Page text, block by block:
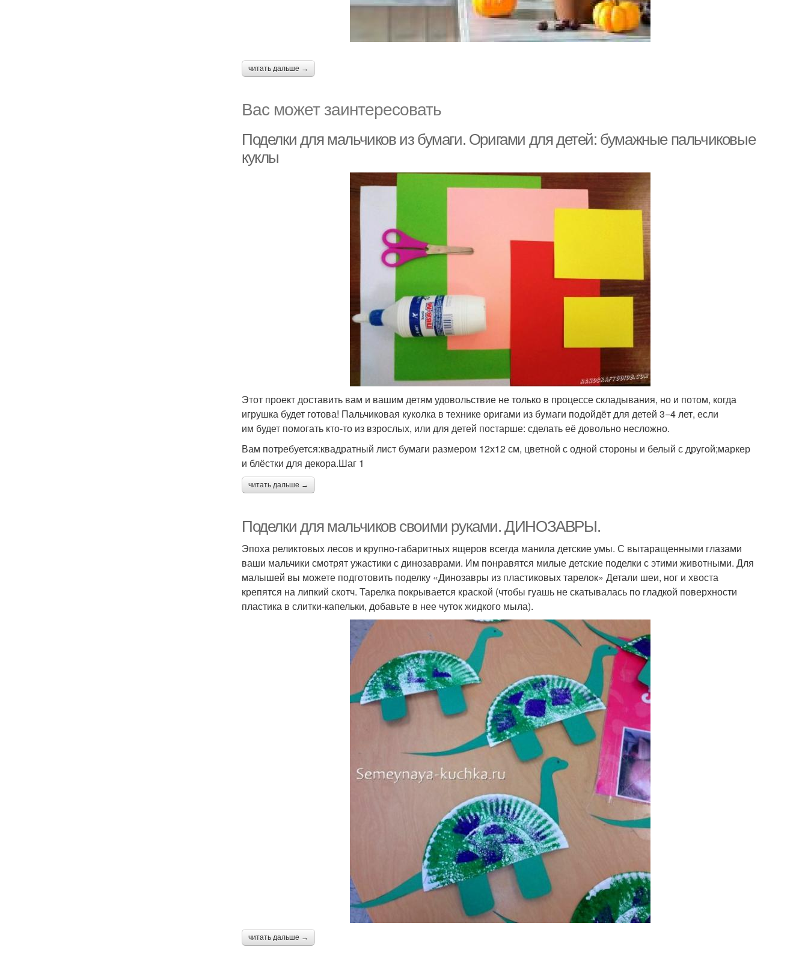
читать дальше →
Вас может заинтересовать
Поделки для мальчиков из бумаги. Оригами для детей: бумажные пальчиковые
куклы
Этот проект доставить вам и вашим детям удовольствие не только в процессе складывания, но и потом, когда
игрушка будет готова! Пальчиковая куколка в технике оригами из бумаги подойдёт для детей 3−4 лет, если
им будет помогать кто-то из взрослых, или для детей постарше: сделать её довольно несложно.
Вам потребуется:квадратный лист бумаги размером 12х12 см, цветной с одной стороны и белый с другой;маркер
и блёстки для декора.Шаг 1
читать дальше →
Поделки для мальчиков своими руками. ДИНОЗАВРЫ.
Эпоха реликтовых лесов и крупно-габаритных ящеров всегда манила детские умы. С вытаращенными глазами
ваши мальчики смотрят ужастики с динозаврами. Им понравятся милые детские поделки с этими животными. Для
малышей вы можете подготовить поделку «Динозавры из пластиковых тарелок» Детали шеи, ног и хвоста
крепятся на липкий скотч. Тарелка покрывается краской (чтобы гуашь не скатывалась по гладкой поверхности
пластика в слитки-капельки, добавьте в нее чуток жидкого мыла).
читать дальше →